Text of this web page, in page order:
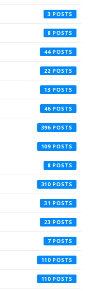
3
8
44
22
13
46
396
109
8
310
31
23
7
110
110